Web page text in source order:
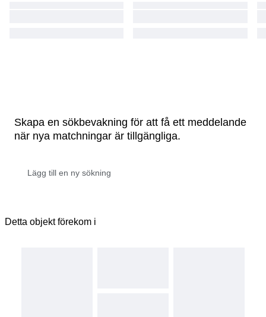
Skapa en sökbevakning för att få ett meddelande
när nya matchningar är tillgängliga.
Detta objekt förekom i